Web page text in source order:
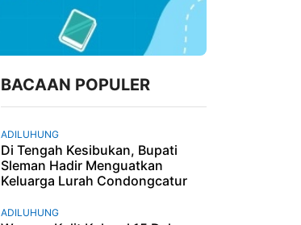
BACAAN POPULER
ADILUHUNG
Di Tengah Kesibukan, Bupati
Sleman Hadir Menguatkan
Keluarga Lurah Condongcatur
ADILUHUNG